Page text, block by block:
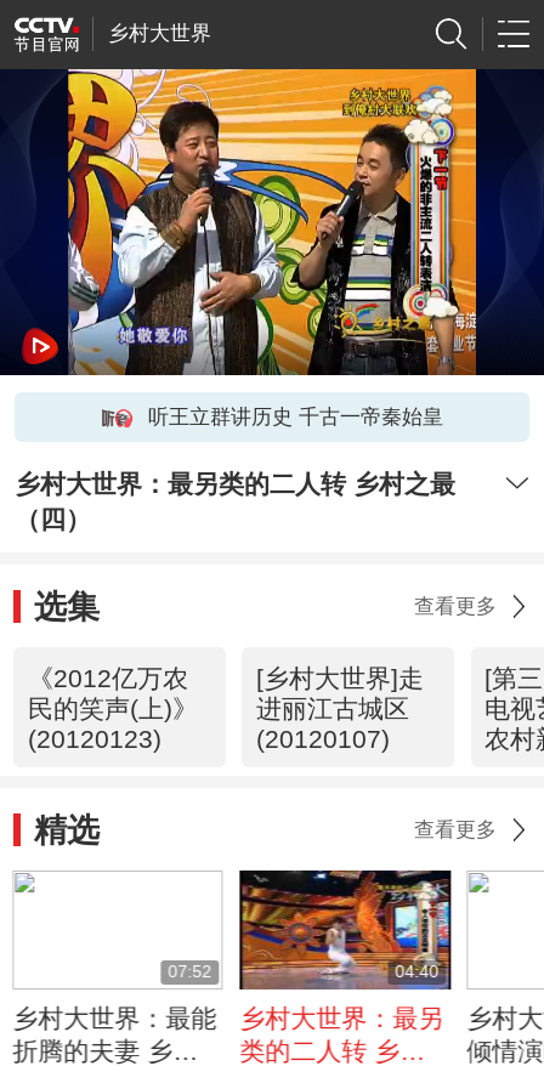
乡村大世界
听王立群讲历史 千古一帝秦始皇
乡村大世界：最另类的二人转 乡村之最
（四）
选集 查看更多
《2012亿万农
民的笑声(上)》
(20120123)
[乡村大世界]走
进丽江古城区
(20120107)
[第
电视
农村
精选 查看更多
07:52
乡村大世界：最能
折腾的夫妻 乡村
04:40
乡村大世界：最另
类的二人转 乡村
乡村
倾情